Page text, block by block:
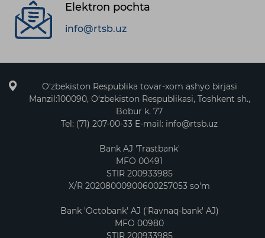
Elektron pochta
info@rtsb.uz
O‘zbekiston Respublika tovar-xom ashyo birjasi
Manzil:100090, O‘zbekiston Respublikasi, Toshkent sh.,
Bobur k. 77
Tel: (71) 207-00-33 E-mail: info@rtsb.uz
Bank AJ 'Trastbank'
MFO 00491
STIR 200933985
X/R 20208000900600257053 so'm
Bank 'Octobank' AJ ('Ravnaq-bank' AJ)
MFO 00980
STIR 200933985